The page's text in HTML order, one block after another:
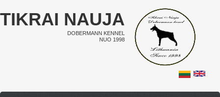
Pereiti į pagrindinį turinį
TIKRAI NAUJA
DOBERMANN KENNEL
NUO 1998